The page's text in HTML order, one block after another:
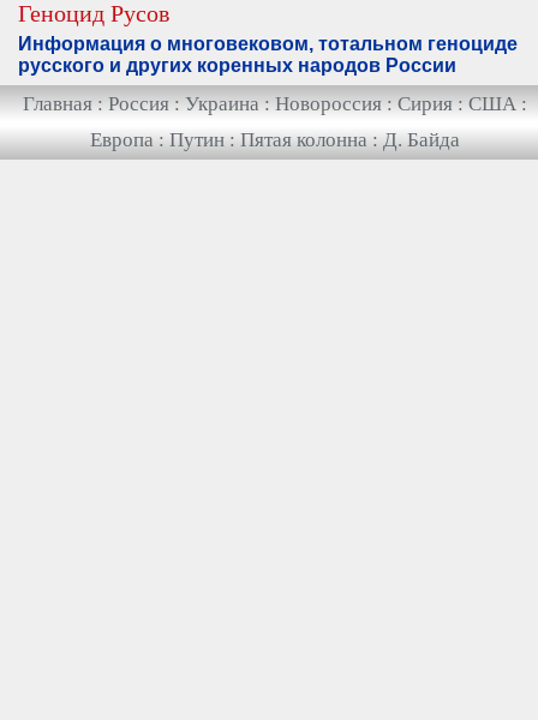
Геноцид Русов
Информация о многовековом, тотальном геноциде
русского и других коренных народов России
Главная : Россия : Украина : Новороссия : Сирия : США :
Европа : Путин : Пятая колонна : Д. Байда